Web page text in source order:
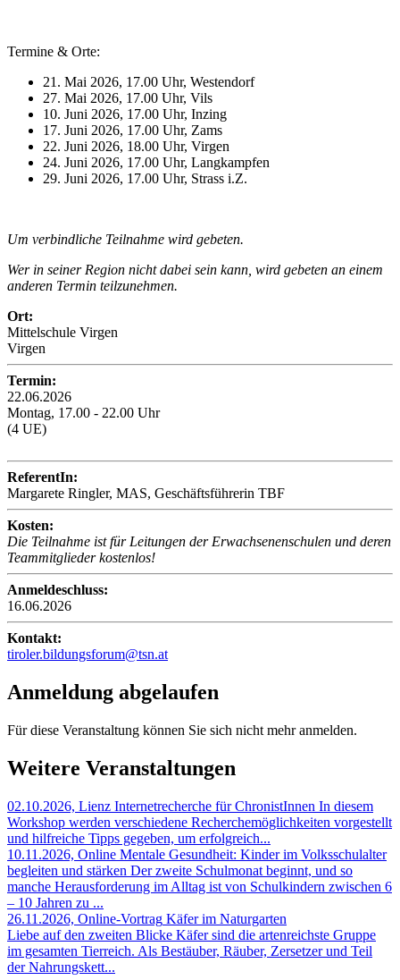
Termine & Orte:
21. Mai 2026, 17.00 Uhr, Westendorf
27. Mai 2026, 17.00 Uhr, Vils
10. Juni 2026, 17.00 Uhr, Inzing
17. Juni 2026, 17.00 Uhr, Zams
22. Juni 2026, 18.00 Uhr, Virgen
24. Juni 2026, 17.00 Uhr, Langkampfen
29. Juni 2026, 17.00 Uhr, Strass i.Z.
Um verbindliche Teilnahme wird gebeten.
Wer in seiner Region nicht dabei sein kann, wird gebeten an einem
anderen Termin teilzunehmen.
Ort:
Mittelschule Virgen
Virgen
Termin:
22.06.2026
Montag, 17.00 - 22.00 Uhr
(4 UE)
ReferentIn:
Margarete Ringler, MAS, Geschäftsführerin TBF
Kosten:
Die Teilnahme ist für Leitungen der Erwachsenenschulen und deren
Teammitglieder kostenlos!
Anmeldeschluss:
16.06.2026
Kontakt:
tiroler.bildungsforum@tsn.at
Anmeldung abgelaufen
Für diese Veranstaltung können Sie sich nicht mehr anmelden.
Weitere Veranstaltungen
02.10.2026, Lienz Internetrecherche für ChronistInnen In diesem
Workshop werden verschiedene Recherchemöglichkeiten vorgestellt
und hilfreiche Tipps gegeben, um erfolgreich...
10.11.2026, Online Mentale Gesundheit: Kinder im Volksschulalter
begleiten und stärken Der zweite Schulmonat beginnt, und so
manche Herausforderung im Alltag ist von Schulkindern zwischen 6
– 10 Jahren zu ...
26.11.2026, Online-Vortrag Käfer im Naturgarten
Liebe auf den zweiten Blicke Käfer sind die artenreichste Gruppe
im gesamten Tierreich. Als Bestäuber, Räuber, Zersetzer und Teil
der Nahrungskett...